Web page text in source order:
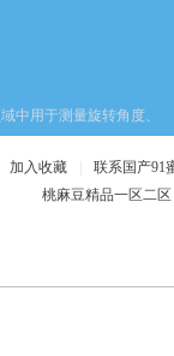
用于测量旋转角度、速
加入收藏
联系国产91
桃麻豆精品一区二区
豆精品一区二区